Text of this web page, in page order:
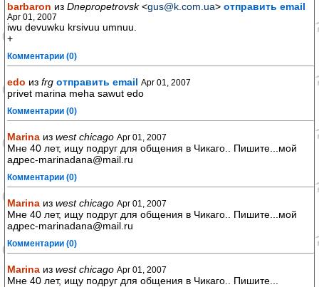
barbaron из Dnepropetrovsk<gus@k.com.ua> отправить email
Apr 01, 2007
iwu devuwku krsivuu umnuu.
+
Комментарии (0)
edo из frg отправить email Apr 01, 2007
privet marina meha sawut edo
Комментарии (0)
Marina из west chicago Apr 01, 2007
Мне 40 лет, ищу подруг для общения в Чикаго.. Пишите...мой
адрес-marinadana@mail.ru
Комментарии (0)
Marina из west chicago Apr 01, 2007
Мне 40 лет, ищу подруг для общения в Чикаго.. Пишите...мой
адрес-marinadana@mail.ru
Комментарии (0)
Marina из west chicago Apr 01, 2007
Мне 40 лет, ищу подруг для общения в Чикаго.. Пишите...